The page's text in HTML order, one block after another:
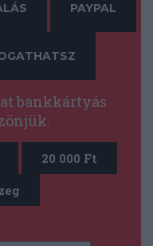
PAYPAL
bankkártyás
20 000 Ft